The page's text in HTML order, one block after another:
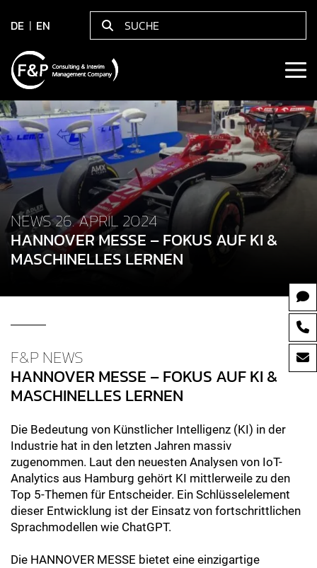
DE EN
NEWS 26. APRIL 2024
HANNOVER MESSE – FOKUS AUF KI &
MASCHINELLES LERNEN
F&P NEWS
HANNOVER MESSE – FOKUS AUF KI &
MASCHINELLES LERNEN
Die Bedeutung von Künstlicher Intelligenz (KI) in der
Industrie hat in den letzten Jahren massiv
zugenommen. Laut den neuesten Analysen von IoT-
Analytics aus Hamburg gehört KI mittlerweile zu den
Top 5-Themen für Entscheider. Ein Schlüsselelement
dieser Entwicklung ist der Einsatz von fortschrittlichen
Sprachmodellen wie ChatGPT.
Die HANNOVER MESSE bietet eine einzigartige